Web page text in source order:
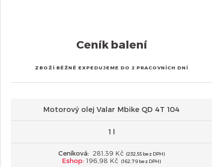
Ceník balení
ZBOŽÍ BĚŽNĚ EXPEDUJEME DO 2 PRACOVNÍCH DNÍ
Motorový olej Valar Mbike QD 4T 104
1 l
Ceníková: 281,39 Kč (232,55 bez DPH)
Eshop: 196,98 Kč (162,79 bez DPH)